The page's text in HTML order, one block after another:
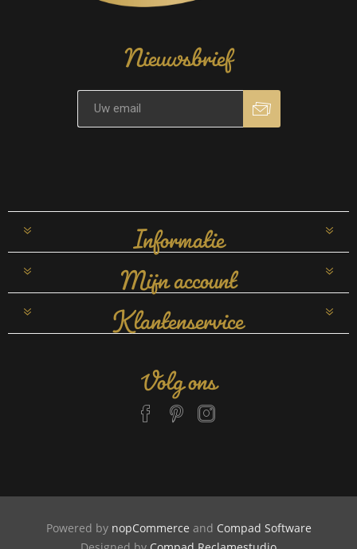
Nieuwsbrief
Informatie
Mijn account
Klantenservice
Volg ons
Powered by nopCommerce and Compad Software